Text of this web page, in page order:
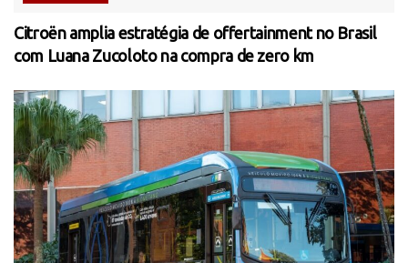
Citroën amplia estratégia de offertainment no Brasil
com Luana Zucoloto na compra de zero km